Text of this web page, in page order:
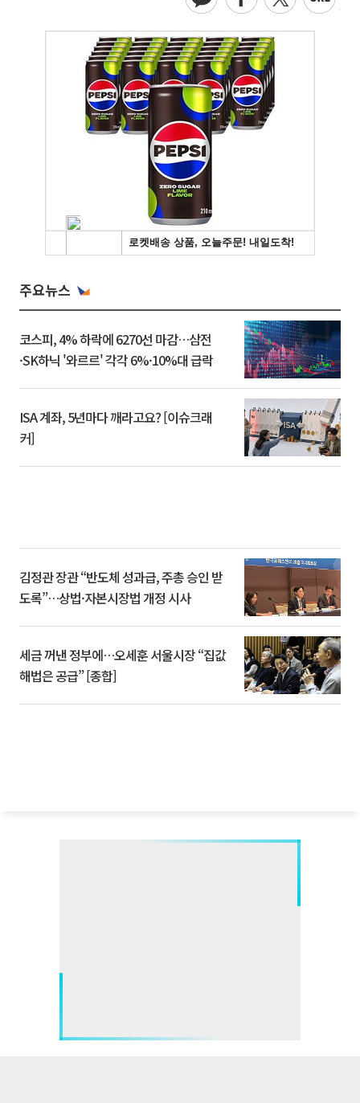
주요뉴스
코스피, 4% 하락에 6270선 마감…삼전
·SK하닉 '와르르' 각각 6%·10%대 급락
ISA 계좌, 5년마다 깨라고요? [이슈크래
커]
김정관 장관 “반도체 성과급, 주총 승인 받
도록”…상법·자본시장법 개정 시사
세금 꺼낸 정부에…오세훈 서울시장 “집값
해법은 공급” [종합]